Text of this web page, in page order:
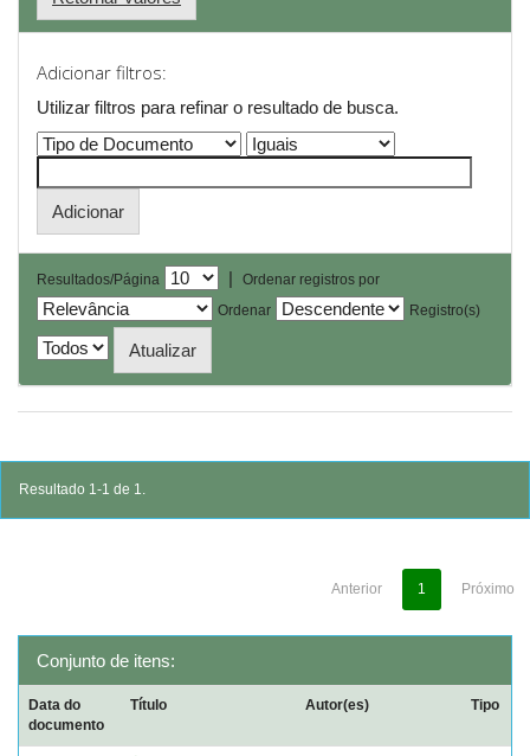
Adicionar filtros:
Utilizar filtros para refinar o resultado de busca.
Resultados/Página |
Ordenar registros por
Ordenar
Registro(s)
Resultado 1-1 de 1.
Anterior 1 Próximo
Conjunto de itens:
Data do
documento
Título Autor(es) Tipo